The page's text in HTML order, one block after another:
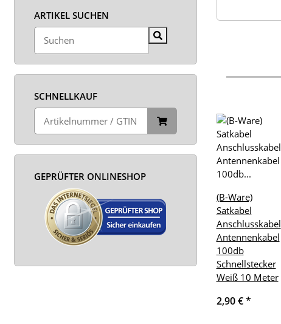
(B-Ware)
Satkabel
Anschlusskabel
Antennenkabel
100db
Schnellstecker
Weiß 10 Meter
2,90 €*
ARTIKEL SUCHEN
SCHNELLKAUF
GEPRÜFTER ONLINESHOP